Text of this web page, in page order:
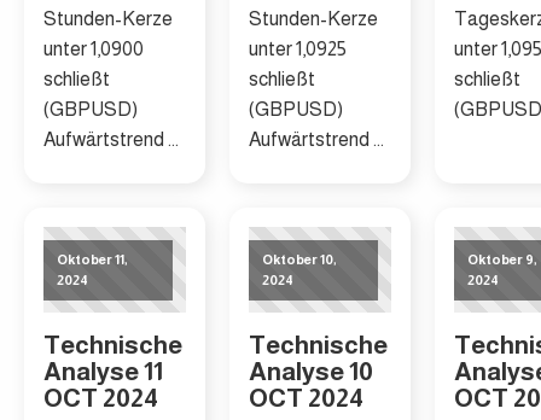
Stunden-Kerze
unter 1,0900
schließt
(GBPUSD)
Aufwärtstrend ...
Stunden-Kerze
unter 1,0925
schließt
(GBPUSD)
Aufwärtstrend ...
unter
schließt
Oktober 11,
2024
Technische
Analyse 11
OCT 2024
Oktober 10,
2024
Technische
Analyse 10
OCT 2024
Oktober 9,
2024
OCT